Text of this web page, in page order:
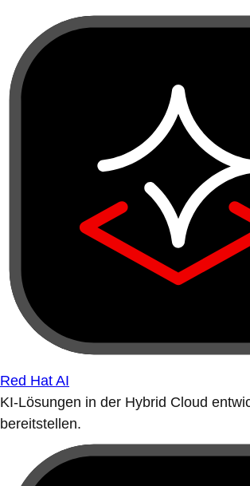
Red Hat AI
KI-Lösungen in der Hybrid Cloud
bereitstellen.